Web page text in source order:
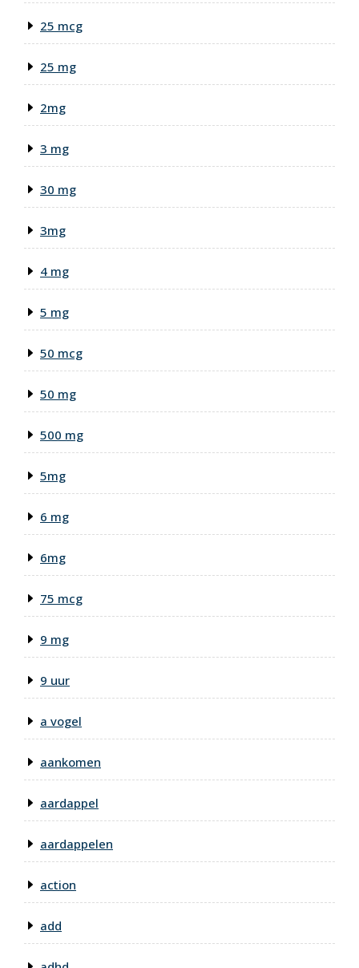
25 mcg
25 mg
2mg
3 mg
30 mg
3mg
4 mg
5 mg
50 mcg
50 mg
500 mg
5mg
6 mg
6mg
75 mcg
9 mg
9 uur
a vogel
aankomen
aardappel
aardappelen
action
add